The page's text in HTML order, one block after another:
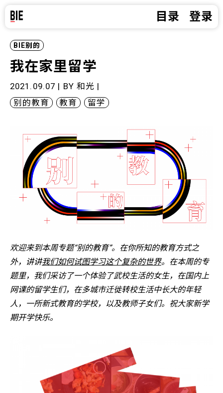
目录 登录
BIE别的
我在家里留学
2021.09.07 | BY 和光 |
别的教育
教育 留学
欢迎来到本周专题“别的教育”。在你所知的教育方式之
外，讲讲我们如何试图学习这个复杂的世界。在本周的专
题里，我们采访了一个体验了武校生活的女生，在国内上
网课的留学生们，在多城市迁徙转校生活中长大的年轻
人，一所新式教育的学校，以及教师子女们。祝大家新学
期开学快乐。